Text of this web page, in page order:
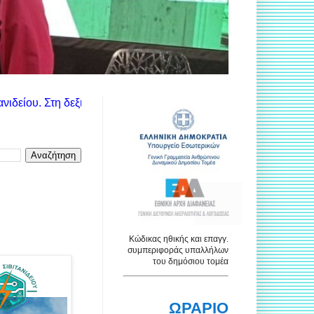
θα βρείτε τις ανακοινώσεις των αντίστοιχων
Κώδικας ηθικής και επαγγ.
συμπεριφοράς υπαλλήλων
του δημόσιου τομέα
ΩΡΑΡΙΟ